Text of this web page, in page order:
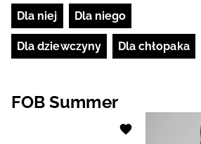
Dla niej Dla niego
Dla dziewczyny Dla chłopaka
FOB Summer